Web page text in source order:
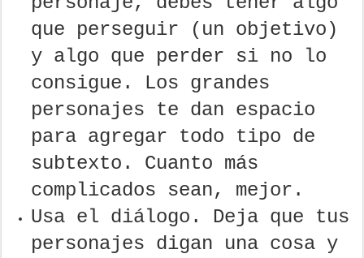
que perseguir (un objetivo)
y algo que perder si no lo
consigue. Los grandes
personajes te dan espacio
para agregar todo tipo de
subtexto. Cuanto más
complicados sean, mejor.
Usa el diálogo. Deja que tus
personajes digan una cosa y